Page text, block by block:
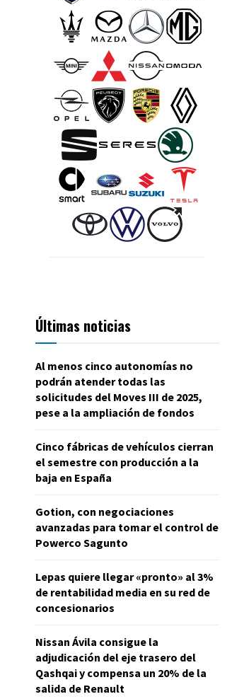
Últimas noticias
Al menos cinco autonomías no
podrán atender todas las
solicitudes del Moves III de 2025,
pese a la ampliación de fondos
Cinco fábricas de vehículos cierran
el semestre con producción a la
baja en España
Gotion, con negociaciones
avanzadas para tomar el control de
Powerco Sagunto
Lepas quiere llegar «pronto» al 3%
de rentabilidad media en su red de
concesionarios
Nissan Ávila consigue la
adjudicación del eje trasero del
Qashqai y compensa un 20% de la
salida de Renault